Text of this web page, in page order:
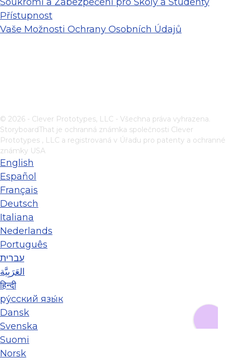
Přístupnost
Vaše Možnosti Ochrany Osobních Údajů
© 2026 - Clever Prototypes, LLC - Všechna práva vyhrazena.
StoryboardThat je ochranná známka společnosti Clever
Prototypes , LLC a registrovaná v Úřadu pro patenty a ochranné
známky USA
English
Español
Français
Deutsch
Italiana
Nederlands
Português
עברית
العَرَبِيَّة
हिन्दी
ру́сский язы́к
Dansk
Svenska
Suomi
Norsk